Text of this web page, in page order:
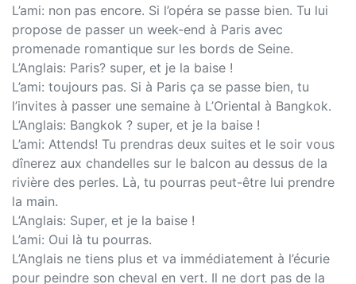
L’ami: non pas encore. Si l’opéra se passe bien. Tu lui
propose de passer un week-end à Paris avec
promenade romantique sur les bords de Seine.
L’Anglais: Paris? super, et je la baise !
L’ami: toujours pas. Si à Paris ça se passe bien, tu
l’invites à passer une semaine à L’Oriental à Bangkok.
L’Anglais: Bangkok ? super, et je la baise !
L’ami: Attends! Tu prendras deux suites et le soir vous
dînerez aux chandelles sur le balcon au dessus de la
rivière des perles. Là, tu pourras peut-être lui prendre
la main.
L’Anglais: Super, et je la baise !
L’ami: Oui là tu pourras.
L’Anglais ne tiens plus et va immédiatement à l’écurie
pour peindre son cheval en vert. Il ne dort pas de la